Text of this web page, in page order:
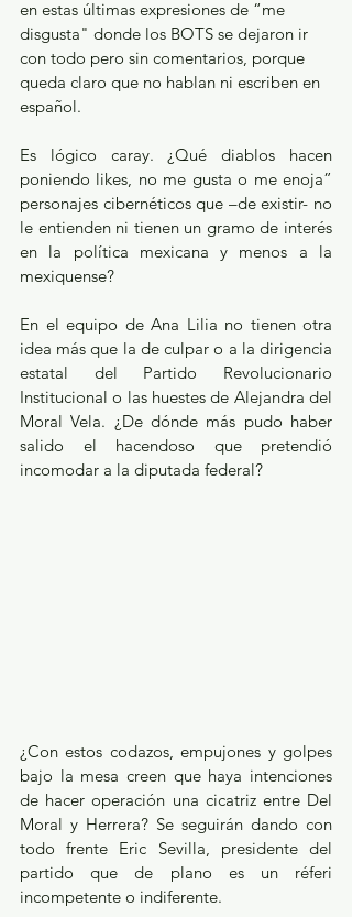
en estas últimas expresiones de “me
disgusta" donde los BOTS se dejaron ir
con todo pero sin comentarios, porque
queda claro que no hablan ni escriben en
español.
Es lógico caray. ¿Qué diablos hacen
poniendo likes, no me gusta o me enoja”
personajes cibernéticos que –de existir- no
le entienden ni tienen un gramo de interés
en la política mexicana y menos a la
mexiquense?
En el equipo de Ana Lilia no tienen otra
idea más que la de culpar o a la dirigencia
estatal del Partido Revolucionario
Institucional o las huestes de Alejandra del
Moral Vela. ¿De dónde más pudo haber
salido el hacendoso que pretendió
incomodar a la diputada federal?
¿Con estos codazos, empujones y golpes
bajo la mesa creen que haya intenciones
de hacer operación una cicatriz entre Del
Moral y Herrera? Se seguirán dando con
todo frente Eric Sevilla, presidente del
partido que de plano es un réferi
incompetente o indiferente.